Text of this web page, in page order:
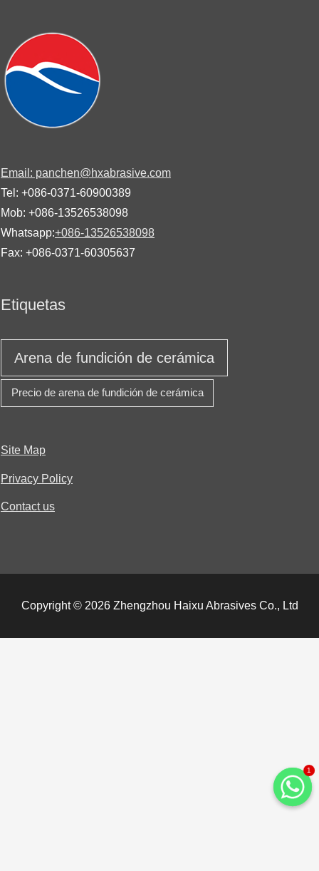
Email: panchen@hxabrasive.com
Tel: +086-0371-60900389
Mob: +086-13526538098
Whatsapp:+086-13526538098
Fax: +086-0371-60305637
Etiquetas
Arena de fundición de cerámica
Precio de arena de fundición de cerámica
Site Map
Privacy Policy
Contact us
Copyright © 2026 Zhengzhou Haixu Abrasives Co., Ltd
1